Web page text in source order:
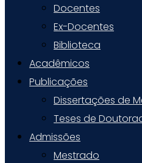
Docentes
Ex-Docentes
Biblioteca
Acadêmicos
Publicações
Dissertações de
Teses de
Admissões
Mestrado